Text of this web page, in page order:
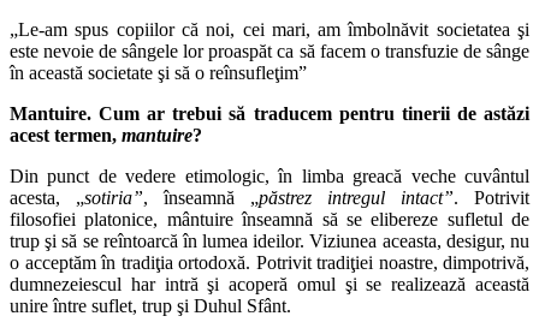
„Le‑am spus copiilor că noi, cei mari, am îmbolnăvit societatea şi
este nevoie de sângele lor proaspăt ca să facem o transfuzie de sânge
în această societate şi să o reînsufleţim”
Mantuire. Cum ar trebui să traducem pentru tinerii de astăzi
acest termen, mantuire?
Din punct de vedere etimologic, în limba greacă veche cuvântul
acesta, „sotiria”, înseamnă „păstrez intregul intact”. Potrivit
filosofiei platonice, mântuire înseamnă să se elibereze sufletul de
trup şi să se reîntoarcă în lumea ideilor. Viziunea aceasta, desigur, nu
o acceptăm în tradiţia ortodoxă. Potrivit tradiţiei noastre, dimpotrivă,
dumnezeiescul har intră şi acoperă omul şi se realizează această
unire între suflet, trup şi Duhul Sfânt.